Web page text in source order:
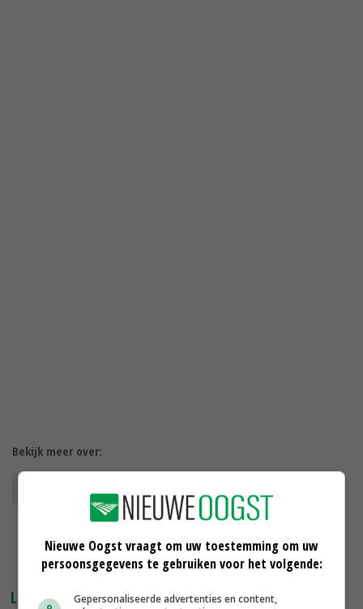
Bekijk meer over:
kalverfaude
LEES OOK
Nieuwe Oogst vraagt om uw toestemming om uw
persoonsgegevens te gebruiken voor het volgende:
Gepersonaliseerde advertenties en content,